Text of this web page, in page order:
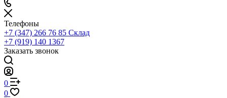
Телефоны
+7 (347) 266 76 85 Склад
+7 (919) 140 1367
Заказать звонок
0
0